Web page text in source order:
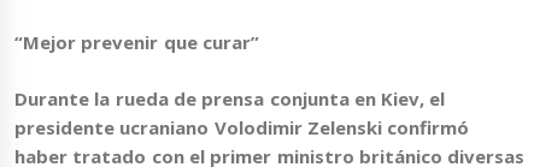
“Mejor prevenir que curar”
Durante la rueda de prensa conjunta en Kiev, el
presidente ucraniano Volodimir Zelenski confirmó
haber tratado con el primer ministro británico diversas